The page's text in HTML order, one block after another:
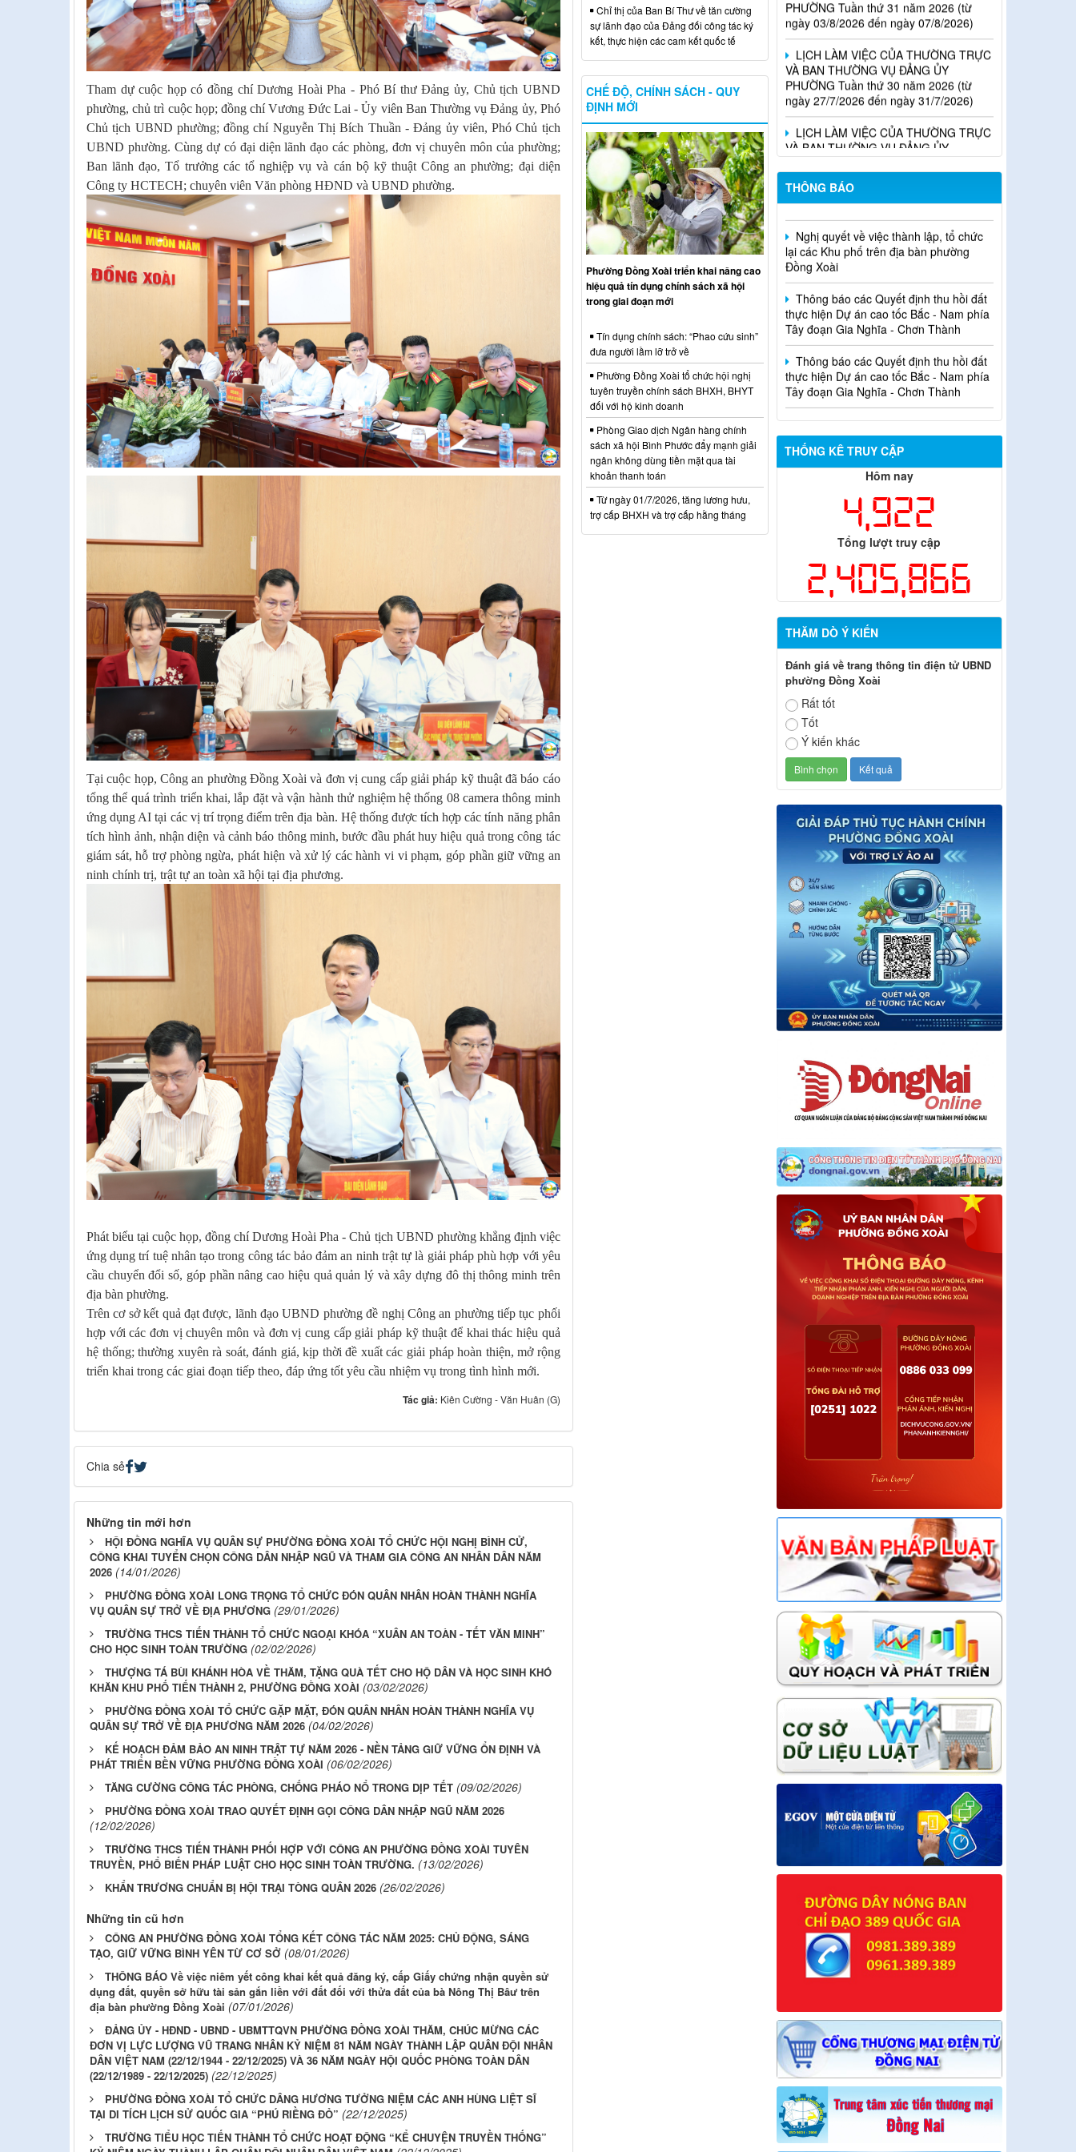
Tham dự cuộc họp có đồng chí Dương Hoài Pha - Phó Bí thư Đảng ủy, Chủ tịch UBND
phường, chủ trì cuộc họp; đồng chí Vương Đức Lai - Ủy viên Ban Thường vụ Đảng ủy, Phó
Chủ tịch UBND phường; đồng chí Nguyễn Thị Bích Thuần - Đảng ủy viên, Phó Chủ tịch
UBND phường. Cùng dự có đại diện lãnh đạo các phòng, đơn vị chuyên môn của phường;
Ban lãnh đạo, Tổ trưởng các tổ nghiệp vụ và cán bộ kỹ thuật Công an phường; đại diện
Công ty HCTECH; chuyên viên Văn phòng HĐND và UBND phường.
Tại cuộc họp, Công an phường Đồng Xoài và đơn vị cung cấp giải pháp kỹ thuật đã báo cáo
tổng thể quá trình triển khai, lắp đặt và vận hành thử nghiệm hệ thống 08 camera thông minh
ứng dụng AI tại các vị trí trọng điểm trên địa bàn. Hệ thống được tích hợp các tính năng phân
tích hình ảnh, nhận diện và cảnh báo thông minh, bước đầu phát huy hiệu quả trong công tác
giám sát, hỗ trợ phòng ngừa, phát hiện và xử lý các hành vi vi phạm, góp phần giữ vững an
ninh chính trị, trật tự an toàn xã hội tại địa phương.
Phát biểu tại cuộc họp, đồng chí Dương Hoài Pha - Chủ tịch UBND phường khẳng định việc
ứng dụng trí tuệ nhân tạo trong công tác bảo đảm an ninh trật tự là giải pháp phù hợp với yêu
cầu chuyển đổi số, góp phần nâng cao hiệu quả quản lý và xây dựng đô thị thông minh trên
địa bàn phường.
Trên cơ sở kết quả đạt được, lãnh đạo UBND phường đề nghị Công an phường tiếp tục phối
hợp với các đơn vị chuyên môn và đơn vị cung cấp giải pháp kỹ thuật để khai thác hiệu quả
hệ thống; thường xuyên rà soát, đánh giá, kịp thời đề xuất các giải pháp hoàn thiện, mở rộng
triển khai trong các giai đoạn tiếp theo, đáp ứng tốt yêu cầu nhiệm vụ trong tình hình mới.
Tác giả: Kiên Cường - Văn Huân (G)
Chia sẻ
Những tin mới hơn
HỘI ĐỒNG NGHĨA VỤ QUÂN SỰ PHƯỜNG ĐỒNG XOÀI TỔ CHỨC HỘI NGHỊ BÌNH CỬ,
CÔNG KHAI TUYỂN CHỌN CÔNG DÂN NHẬP NGŨ VÀ THAM GIA CÔNG AN NHÂN DÂN NĂM
2026 (14/01/2026)
PHƯỜNG ĐỒNG XOÀI LONG TRỌNG TỔ CHỨC ĐÓN QUÂN NHÂN HOÀN THÀNH NGHĨA
VỤ QUÂN SỰ TRỞ VỀ ĐỊA PHƯƠNG (29/01/2026)
TRƯỜNG THCS TIẾN THÀNH TỔ CHỨC NGOẠI KHÓA “XUÂN AN TOÀN - TẾT VĂN MINH”
CHO HỌC SINH TOÀN TRƯỜNG (02/02/2026)
THƯỢNG TÁ BÙI KHÁNH HÒA VỀ THĂM, TẶNG QUÀ TẾT CHO HỘ DÂN VÀ HỌC SINH KHÓ
KHĂN KHU PHỐ TIẾN THÀNH 2, PHƯỜNG ĐỒNG XOÀI (03/02/2026)
PHƯỜNG ĐỒNG XOÀI TỔ CHỨC GẶP MẶT, ĐÓN QUÂN NHÂN HOÀN THÀNH NGHĨA VỤ
QUÂN SỰ TRỞ VỀ ĐỊA PHƯƠNG NĂM 2026 (04/02/2026)
KẾ HOẠCH ĐẢM BẢO AN NINH TRẬT TỰ NĂM 2026 - NỀN TẢNG GIỮ VỮNG ỔN ĐỊNH VÀ
PHÁT TRIỂN BỀN VỮNG PHƯỜNG ĐỒNG XOÀI (06/02/2026)
TĂNG CƯỜNG CÔNG TÁC PHÒNG, CHỐNG PHÁO NỔ TRONG DỊP TẾT (09/02/2026)
PHƯỜNG ĐỒNG XOÀI TRAO QUYẾT ĐỊNH GỌI CÔNG DÂN NHẬP NGŨ NĂM 2026
(12/02/2026)
TRƯỜNG THCS TIẾN THÀNH PHỐI HỢP VỚI CÔNG AN PHƯỜNG ĐỒNG XOÀI TUYÊN
TRUYỀN, PHỔ BIẾN PHÁP LUẬT CHO HỌC SINH TOÀN TRƯỜNG. (13/02/2026)
KHẨN TRƯƠNG CHUẨN BỊ HỘI TRẠI TÒNG QUÂN 2026 (26/02/2026)
Những tin cũ hơn
CÔNG AN PHƯỜNG ĐỒNG XOÀI TỔNG KẾT CÔNG TÁC NĂM 2025: CHỦ ĐỘNG, SÁNG
TẠO, GIỮ VỮNG BÌNH YÊN TỪ CƠ SỞ (08/01/2026)
THÔNG BÁO Về việc niêm yết công khai kết quả đăng ký, cấp Giấy chứng nhận quyền sử
dụng đất, quyền sở hữu tài sản gắn liền với đất đối với thửa đất của bà Nông Thị Bâư trên
địa bàn phường Đồng Xoài (07/01/2026)
ĐẢNG ỦY - HĐND - UBND - UBMTTQVN PHƯỜNG ĐỒNG XOÀI THĂM, CHÚC MỪNG CÁC
ĐƠN VỊ LỰC LƯỢNG VŨ TRANG NHÂN KỶ NIỆM 81 NĂM NGÀY THÀNH LẬP QUÂN ĐỘI NHÂN
DÂN VIỆT NAM (22/12/1944 - 22/12/2025) VÀ 36 NĂM NGÀY HỘI QUỐC PHÒNG TOÀN DÂN
(22/12/1989 - 22/12/2025) (22/12/2025)
PHƯỜNG ĐỒNG XOÀI TỔ CHỨC DÂNG HƯƠNG TƯỞNG NIỆM CÁC ANH HÙNG LIỆT SĨ
TẠI DI TÍCH LỊCH SỬ QUỐC GIA “PHÚ RIỀNG ĐỎ” (22/12/2025)
TRƯỜNG TIỂU HỌC TIẾN THÀNH TỔ CHỨC HOẠT ĐỘNG “KỂ CHUYỆN TRUYỀN THỐNG”
LỊCH LÀM VIỆC CỦA THƯỜNG TRỰC
VÀ BAN THƯỜNG VỤ ĐẢNG ỦY
PHƯỜNG Tuần thứ 30 năm 2026 (từ
ngày 27/7/2026 đến ngày 31/7/2026)
LỊCH LÀM VIỆC CỦA THƯỜNG TRỰC
VÀ BAN THƯỜNG VỤ ĐẢNG ỦY
PHƯỜNG Tuần thứ 29 năm 2026 (từ
ngày 20/7/2026 đến ngày 24/7/2026)
THÔNG BÁO
Thông báo Quyết định về việc cho
phép chuyển mục đích sử dụng đất
Nghị quyết về việc thành lập, tổ chức
lại các Khu phố trên địa bàn phường
Đồng Xoài
Thông báo các Quyết định thu hồi đất
thực hiện Dự án cao tốc Bắc - Nam phía
Tây đoạn Gia Nghĩa - Chơn Thành
Thông báo các Quyết định thu hồi đất
thực hiện Dự án cao tốc Bắc - Nam phía
Tây đoạn Gia Nghĩa - Chơn Thành
THỐNG KÊ TRUY CẬP
Hôm nay
4,922
Tổng lượt truy cập
2,405,866
THĂM DÒ Ý KIẾN
Đánh giá về trang thông tin điện tử UBND
phường Đồng Xoài
Rất tốt
Tốt
Ý kiến khác
Chỉ thị của Ban Bí Thư về tăn cường
sự lãnh đạo của Đảng đối công tác ký
kết, thực hiện các cam kết quốc tế
CHẾ ĐỘ, CHÍNH SÁCH - QUY
ĐỊNH MỚI
Phường Đồng Xoài triển khai nâng cao
hiệu quả tín dụng chính sách xã hội
trong giai đoạn mới
Tín dụng chính sách: “Phao cứu sinh”
đưa người lầm lỡ trở về
Phường Đồng Xoài tổ chức hội nghị
tuyên truyền chính sách BHXH, BHYT
đối với hộ kinh doanh
Phòng Giao dịch Ngân hàng chính
sách xã hội Bình Phước đẩy mạnh giải
ngân không dùng tiền mặt qua tài
khoản thanh toán
Từ ngày 01/7/2026, tăng lương hưu,
trợ cấp BHXH và trợ cấp hằng tháng